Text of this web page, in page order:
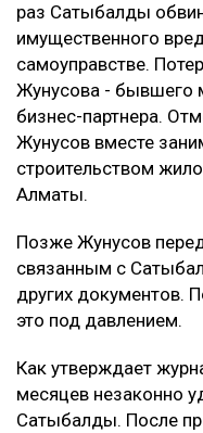
раз Сатыбалды
имущественного
самоуправстве.
Жунусова - бывшего
бизнес-партнера.
Жунусов вместе
строительством
Алматы.
Позже Жунусов
связанным с
других документов.
это под давлением.
Как утверждает
месяцев незаконно
Сатыбалды. После